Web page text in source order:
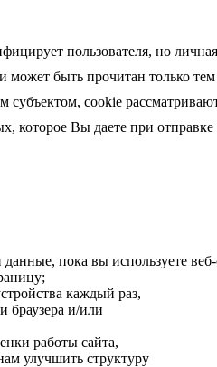
пользователя, но
быть прочитан только
cookie
которое Вы даете при
пока вы используете
каждый раз,
браузера и/или
работы сайта,
улучшить структуру